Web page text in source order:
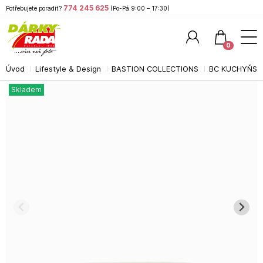
Úvod Lifestyle & Design BASTION COLLECTIONS BC
Skladem
Potřebujete poradit? 774 245 625 (Po-Pá 9:00 – 17:30)
0